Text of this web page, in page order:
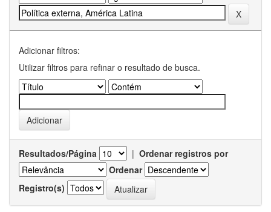
Adicionar filtros:
Utilizar filtros para refinar o resultado de busca.
Resultados/Página | Ordenar registros por
Ordenar
Registro(s)